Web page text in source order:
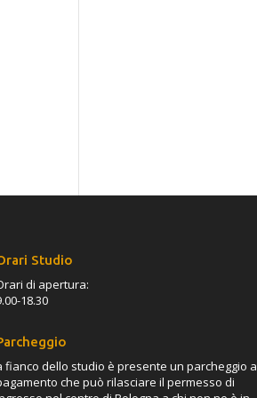
Studio
di apertura:
18.30
fianco dello studio è presente un parcheggio a
che può rilasciare il permesso di